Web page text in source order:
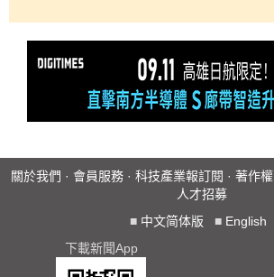
關於我們 · 會員服務 · 科技產業報訂閱 · 著作權
人才招募
■ 中文简体版 ■ English
下載新聞App